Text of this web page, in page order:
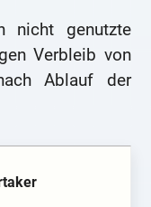
nicht genutzte
Verbleib von
Ablauf der